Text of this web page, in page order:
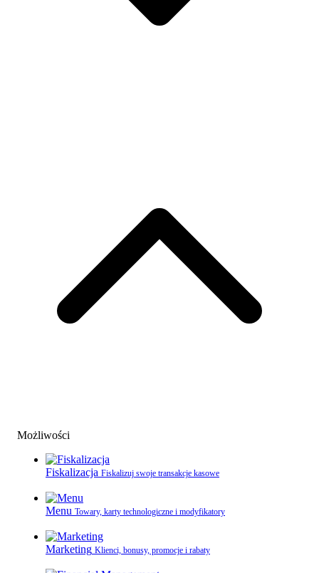
Możliwości
Fiskalizacja Fiskalizuj swoje transakcje kasowe
Menu Towary, karty technologiczne i modyfikatory
Marketing Klienci, bonusy, promocje i rabaty